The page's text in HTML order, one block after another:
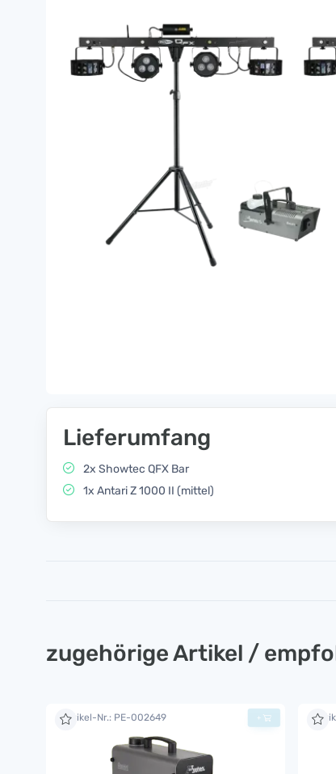
Lieferumfang
2x Showtec QFX Bar
1x Antari Z 1000 II (mittel)
zugehörige Artikel /
Artikel-Nr.: PE-002649 +